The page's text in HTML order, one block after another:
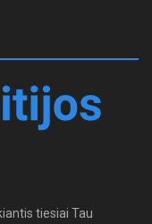
tiesiai Tau